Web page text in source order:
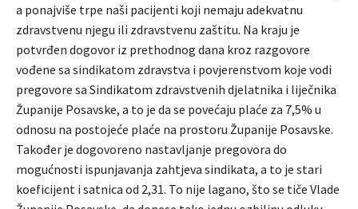
a ponajviše trpe naši pacijenti koji nemaju adekvatnu
zdravstvenu njegu ili zdravstvenu zaštitu. Na kraju je
potvrđen dogovor iz prethodnog dana kroz razgovore
vođene sa sindikatom zdravstva i povjerenstvom koje vodi
pregovore sa Sindikatom zdravstvenih djelatnika i liječnika
Županije Posavske, a to je da se povećaju plaće za 7,5% u
odnosu na postojeće plaće na prostoru Županije Posavske.
Također je dogovoreno nastavljanje pregovora do
mogućnosti ispunjavanja zahtjeva sindikata, a to je stari
koeficijent i satnica od 2,31. To nije lagano, što se tiče Vlade